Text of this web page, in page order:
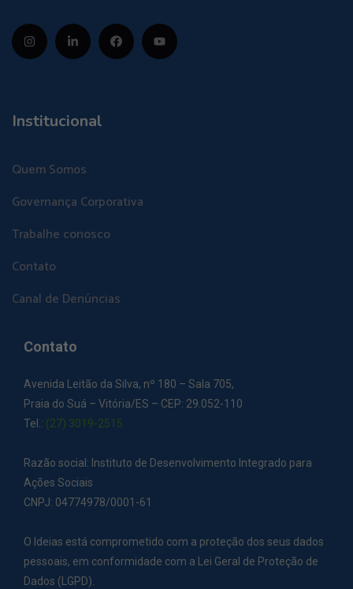
Institucional
Quem Somos
Governança Corporativa
Trabalhe conosco
Contato
Canal de Denúncias
Contato
Avenida Leitão da Silva, nº 180 – Sala 705,
Praia do Suá – Vitória/ES – CEP: 29.052-110
Tel.: (27) 3019-2515
Razão social: Instituto de Desenvolvimento Integrado para
Ações Sociais
CNPJ: 04774978/0001-61
O Ideias está comprometido com a proteção dos seus dados
pessoais, em conformidade com a Lei Geral de Proteção de
Dados (LGPD).